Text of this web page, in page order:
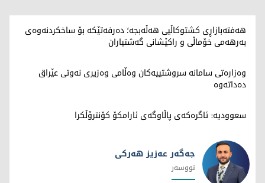
هەفتەبازاڕی کشتوکاڵیی هەڵەبجە؛ دەرفەتێکە بۆ ساخکردنەوەی
بەرهەمی خۆماڵی و راکێشانی گەشتیاران
وەزارەتی سامانە سروشتییەکان وەڵامی وەزیری نەوتی عێراق
دەداتەوە
سعوودیە: ئاگرەکەی پاڵاوگەی ئارامکۆ کۆنترۆڵکرا
جەگەر عەزیز هەرکی
نووسەر